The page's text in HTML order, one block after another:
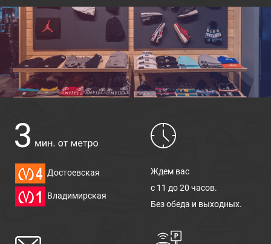
Достоевская
Владимирская
Ждем вас
с 11 до 20 часов.
Без обеда и выходных.